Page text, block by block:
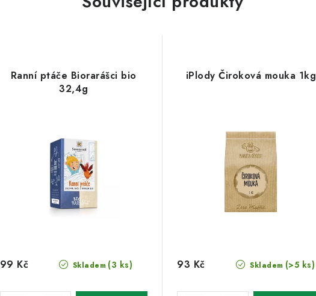
Ranní ptáče Biorarášci bio
32,4g
Skladem (3 ks)
99 Kč
iPlody Čiroková mouka 1kg
Skladem (>5 ks)
93 Kč